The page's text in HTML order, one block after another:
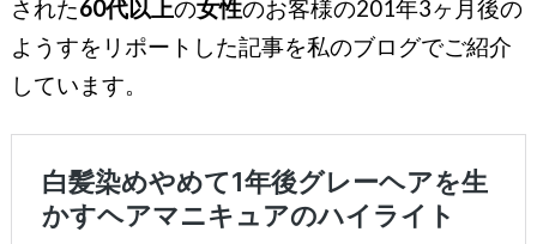
された60代以上の女性のお客様の201年3ヶ月後の
ようすをリポートした記事を私のブログでご紹介
しています。